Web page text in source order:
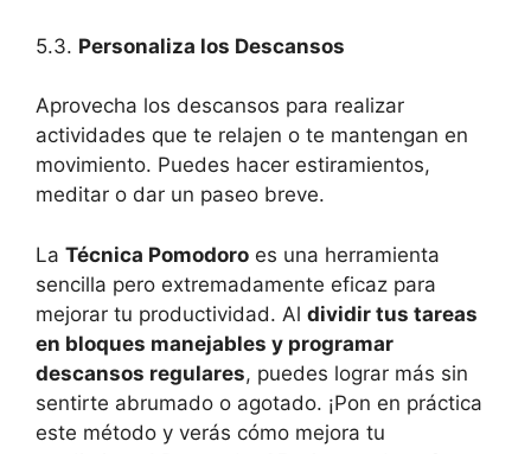
5.3. Personaliza los Descansos
Aprovecha los descansos para realizar
actividades que te relajen o te mantengan en
movimiento. Puedes hacer estiramientos,
meditar o dar un paseo breve.
La Técnica Pomodoro es una herramienta
sencilla pero extremadamente eficaz para
mejorar tu productividad. Al dividir tus tareas
en bloques manejables y programar
descansos regulares, puedes lograr más sin
sentirte abrumado o agotado. ¡Pon en práctica
este método y verás cómo mejora tu